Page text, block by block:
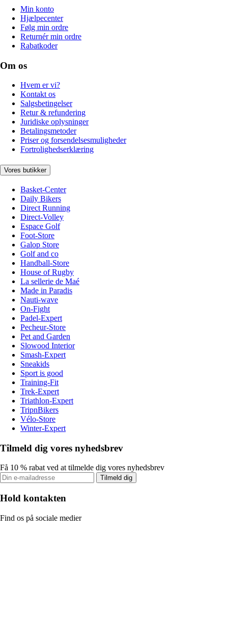
Min konto
Hjælpecenter
Følg min ordre
Returnér min ordre
Rabatkoder
Om os
Hvem er vi?
Kontakt os
Salgsbetingelser
Retur & refundering
Juridiske oplysninger
Betalingsmetoder
Priser og forsendelsesmuligheder
Fortrolighedserklæring
Vores butikker
Basket-Center
Daily Bikers
Direct Running
Direct-Volley
Espace Golf
Foot-Store
Galop Store
Golf and co
Handball-Store
House of Rugby
La sellerie de Maé
Made in Paradis
Nauti-wave
On-Fight
Padel-Expert
Pecheur-Store
Pet and Garden
Slowood Interior
Smash-Expert
Sneakids
Sport is good
Training-Fit
Trek-Expert
Triathlon-Expert
TripnBikers
Vélo-Store
Winter-Expert
Tilmeld dig vores nyhedsbrev
Få 10 % rabat ved at tilmelde dig vores nyhedsbrev
Tilmeld dig
Hold kontakten
Find os på sociale medier